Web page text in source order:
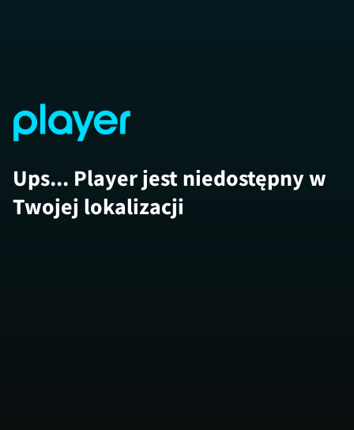
Ups... Player jest niedostępny w
Twojej lokalizacji